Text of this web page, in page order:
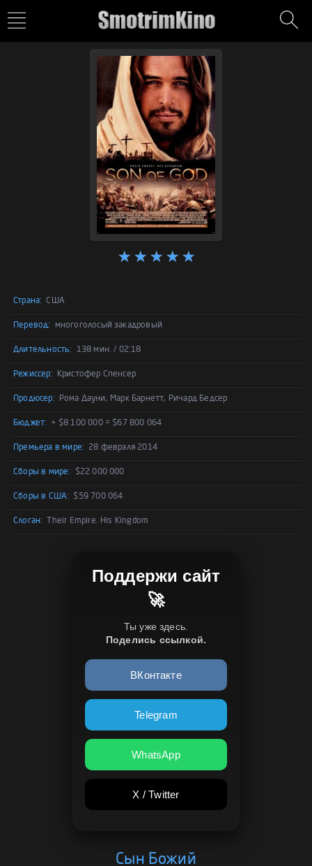
Страна: США
Перевод: многоголосый закадровый
Длительность: 138 мин. / 02:18
Режиссер: Кристофер Спенсер
Продюсер: Рома Дауни, Марк Барнетт, Ричард Бедсер
Бюджет: + $8 100 000 = $67 800 064
Премьера в мире: 28 февраля 2014
Сборы в мире: $22 000 000
Сборы в США: $59 700 064
Слоган: Their Empire. His Kingdom
Поддержи сайт
🚀
Ты уже здесь.
Поделись ссылкой.
ВКонтакте
Telegram
WhatsApp
X / Twitter
Сын Божий